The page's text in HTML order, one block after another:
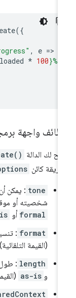
.create
e
e.loaded * 100
واجهة برمجة
لك الدالة create()
كائن options
tone : يمكن أن
شخصيته أو
formalأو is
format : تنسيق
(القيمة التلقائية) و
length : طول
as-is (القيمة
sharedContext